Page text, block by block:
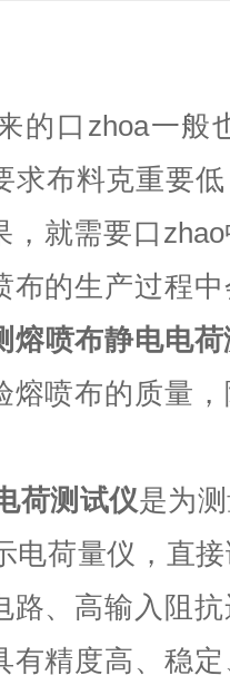
的口zhoa一般
求布料克重要
，就需要口
布的生产过程
熔喷布静电电
熔喷布的质量
荷测试仪是为
电荷量仪，直
路、高输入阻
有精度高、稳